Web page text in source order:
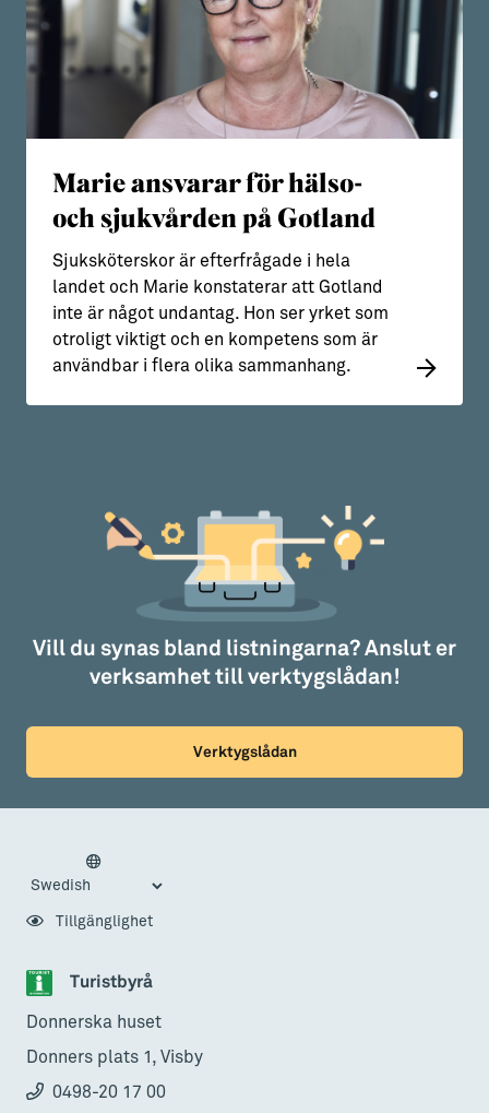
Marie ansvarar för hälso-
och sjukvården på Gotland
Sjuksköterskor är efterfrågade i hela
landet och Marie konstaterar att Gotland
inte är något undantag. Hon ser yrket som
otroligt viktigt och en kompetens som är
användbar i flera olika sammanhang.
Vill du synas bland listningarna? Anslut er
verksamhet till verktygslådan!
Verktygslådan
Turistbyrå
Donnerska huset
Donners plats 1, Visby
0498-20 17 00
Tillgänglighet